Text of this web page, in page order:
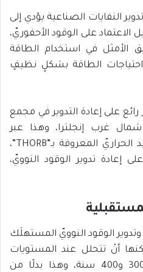
النفايات الصناعية يؤدي إلى
الاعتماد على الوقود الأحفوريّ،
في استخدام الطاقة
احتياجات الطاقة بشكلٍ نظيفٍ
على إعادة التدوير في مجمع
شمال غرب إنجلترا، وهذا عبر
محطة إعادة معالجة الأكسيد الحراريّ المعروفة بـ”THORB”،
تدوير الوقود النوويّ،
الوقود النوويّ المستهلَك
أنْ تتحلل عند المستويات
الطبيعية، التي تتراوح بين 300 و400 سنة، وهذا بدلًا من